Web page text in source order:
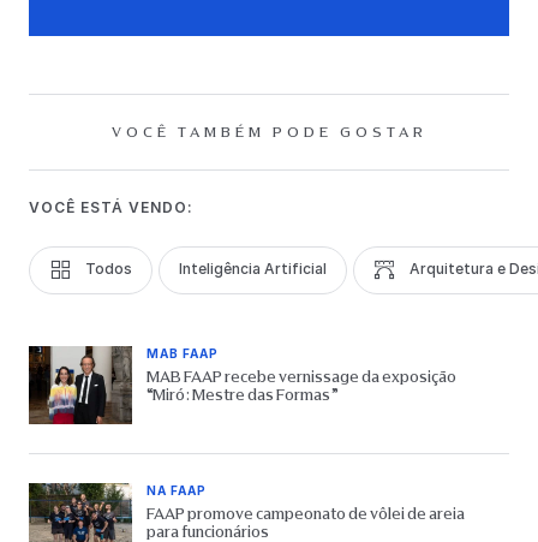
VOCÊ TAMBÉM PODE GOSTAR
VOCÊ ESTÁ VENDO:
Todos Inteligência Artificial Arquitetura e
MAB FAAP
MAB FAAP recebe vernissage da exposição
“Miró: Mestre das Formas”
NA FAAP
FAAP promove campeonato de vôlei de areia
para funcionários